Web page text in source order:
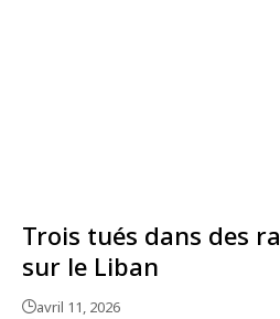
Trois tués dans des
sur le Liban
avril 11, 2026